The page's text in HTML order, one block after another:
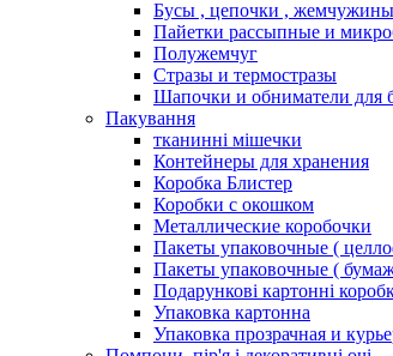
Бусы , цепочки ,
Пайетки рассыпные и
Полужемчуг
Стразы и термостразы
Шапочки и обниматели для
Пакування
тканинні мішечки
Контейнеры для хранения
Коробка Блистер
Коробки с окошком
Металлические коробочки
Пакеты упаковочные (
Пакеты упаковочные (
Подарункові картонні
Упаковка картонна
Упаковка прозрачная и